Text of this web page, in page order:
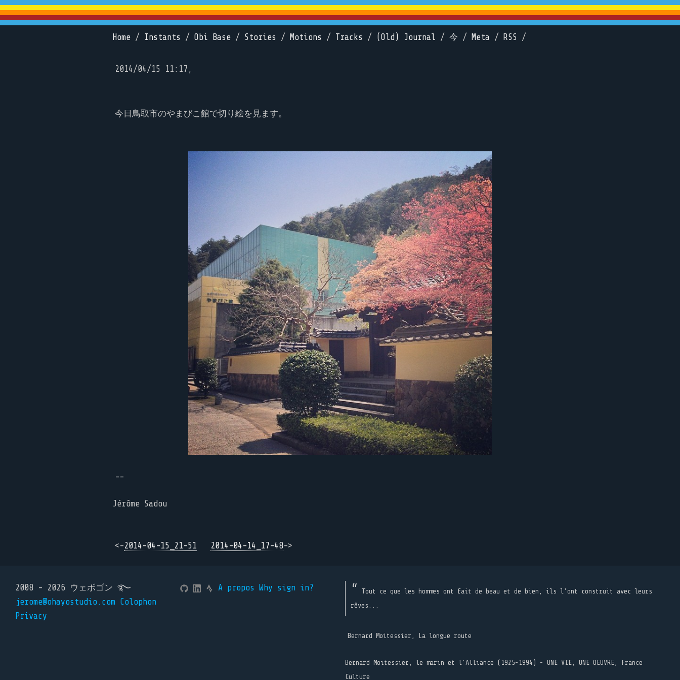
Home / Instants / Obi Base / Stories / Motions / Tracks / (Old) Journal / 今 / Meta / RSS /
2014/04/15 11:17,
今日鳥取市のやまびこ館で切り絵を見ます。
--
Jérôme Sadou
<-2014-04-15_21-51 2014-04-14_17-48->
2008 - 2026 ウェボゴン ࿐
jerome@ohayostudio.com Colophon
Privacy
A propos Why sign in?
Tout ce que les hommes ont fait de beau et de bien, ils l'ont construit avec leurs
rêves...
Bernard Moitessier, La longue route
Bernard Moitessier, le marin et l’Alliance (1925-1994) - UNE VIE, UNE OEUVRE, France
Culture